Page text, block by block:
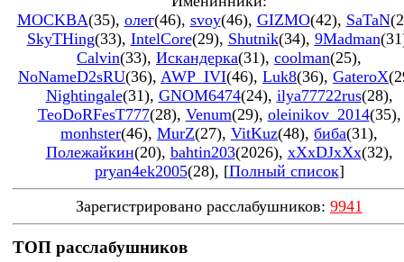
MOCKBA(35), олег(46), svoy(46), GIZMO(42), SaTaN
SkyTHing(33), IntelCore(29), Shutnik(34), 9Madman
Calvin(33), Искандерка(31), coolman(25),
NoNameD2sRU(36), AWP_IVI(46), Luk8(36), GateroX
Nightingale(31), GNOM6474(24), ilya77722rus(28),
TeoDoRFesT777(28), Venum(29), oleinikov_2014(35),
monhster(46), MurZ(27), VitKuz(48), биба(31),
Полежайкин(20), bahtin203(2026), xXxDJxXx(32),
pryan4ek2005(28), [Полный список]
Зарегистрировано расслабушников: 9941
ТОП расслабушников